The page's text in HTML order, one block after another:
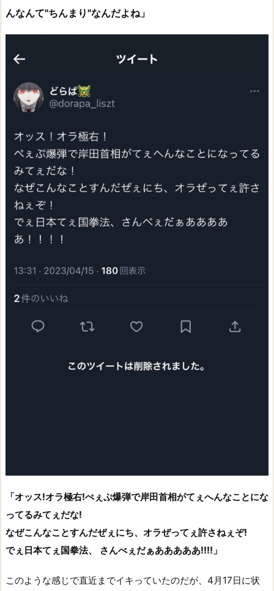
んなんて"ちんまり"なんだよね」
「オッス!オラ極右!ぺぇぷ爆弾で岸田首相がてぇへんなことにな
ってるみてぇだな!
なぜこんなことすんだぜぇにち、オラぜってぇ許さねぇぞ!
でぇ日本てぇ国拳法、 さんべぇだぁあああああ!!!!」
このような感じで直近までイキっていたのだが、4月17日に状